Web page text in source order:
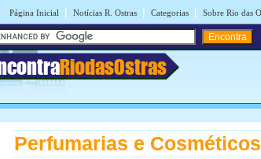
Página Inicial | Notícias R. Ostras | Categorias | Sobre Rio das
RiodasOstras
Perfumarias e